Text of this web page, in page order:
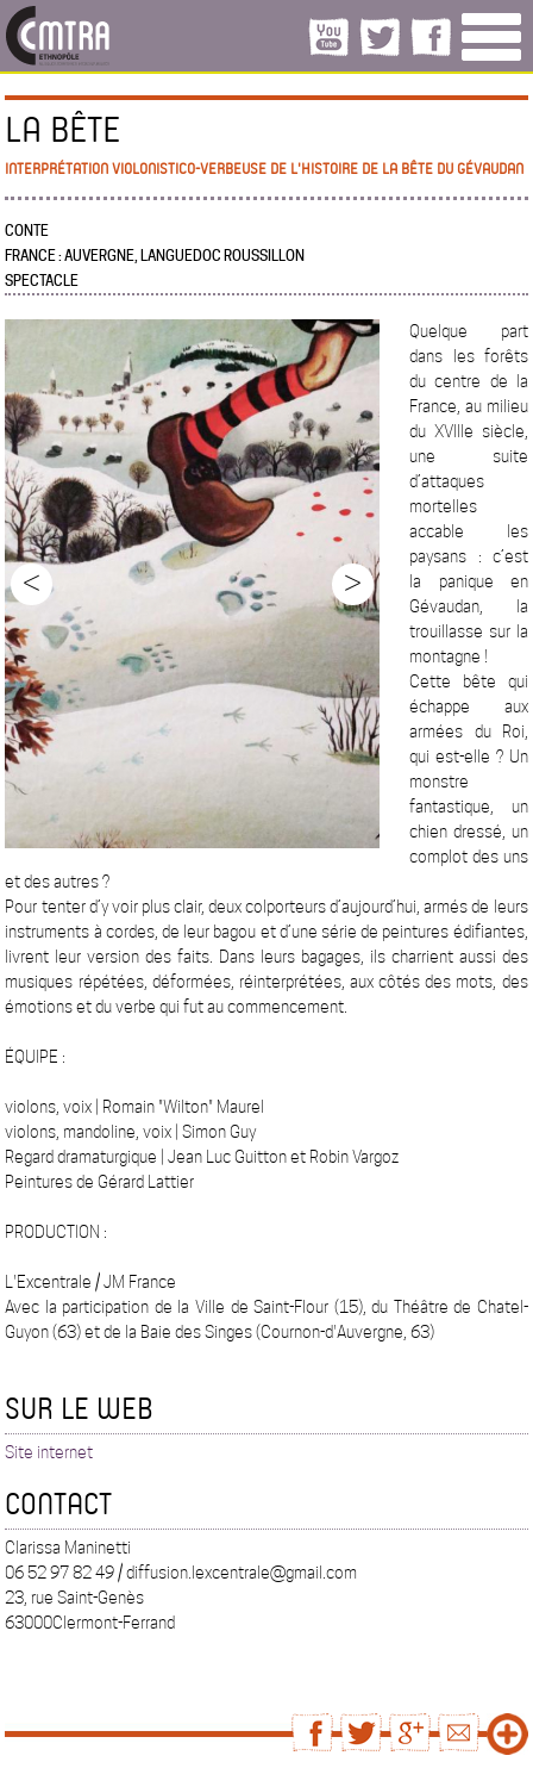
LA BÊTE
INTERPRÉTATION VIOLONISTICO-VERBEUSE DE L'HISTOIRE DE LA BÊTE DU GÉVAUDAN
CONTE
FRANCE : AUVERGNE, LANGUEDOC ROUSSILLON
SPECTACLE
< >
Quelque part
dans les forêts
du centre de la
France, au milieu
du XVIIIe siècle,
une suite
d’attaques
mortelles
accable les
paysans : c’est
la panique en
Gévaudan, la
trouillasse sur la
montagne !
Cette bête qui
échappe aux
armées du Roi,
qui est-elle ? Un
monstre
fantastique, un
chien dressé, un
complot des uns
et des autres ?
Pour tenter d’y voir plus clair, deux colporteurs d’aujourd’hui, armés de leurs
instruments à cordes, de leur bagou et d’une série de peintures édifiantes,
livrent leur version des faits. Dans leurs bagages, ils charrient aussi des
musiques répétées, déformées, réinterprétées, aux côtés des mots, des
émotions et du verbe qui fut au commencement.
ÉQUIPE :
violons, voix | Romain "Wilton" Maurel
violons, mandoline, voix | Simon Guy
Regard dramaturgique | Jean Luc Guitton et Robin Vargoz
Peintures de Gérard Lattier
PRODUCTION :
L'Excentrale / JM France
Avec la participation de la Ville de Saint-Flour (15), du Théâtre de Chatel-
Guyon (63) et de la Baie des Singes (Cournon-d'Auvergne, 63)
SUR LE WEB
Site internet
CONTACT
Clarissa Maninetti
06 52 97 82 49 / diffusion.lexcentrale@gmail.com
23, rue Saint-Genès
63000Clermont-Ferrand